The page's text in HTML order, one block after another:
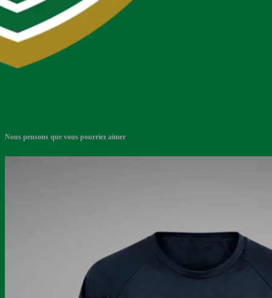
Nous pensons que vous pourriez aimer